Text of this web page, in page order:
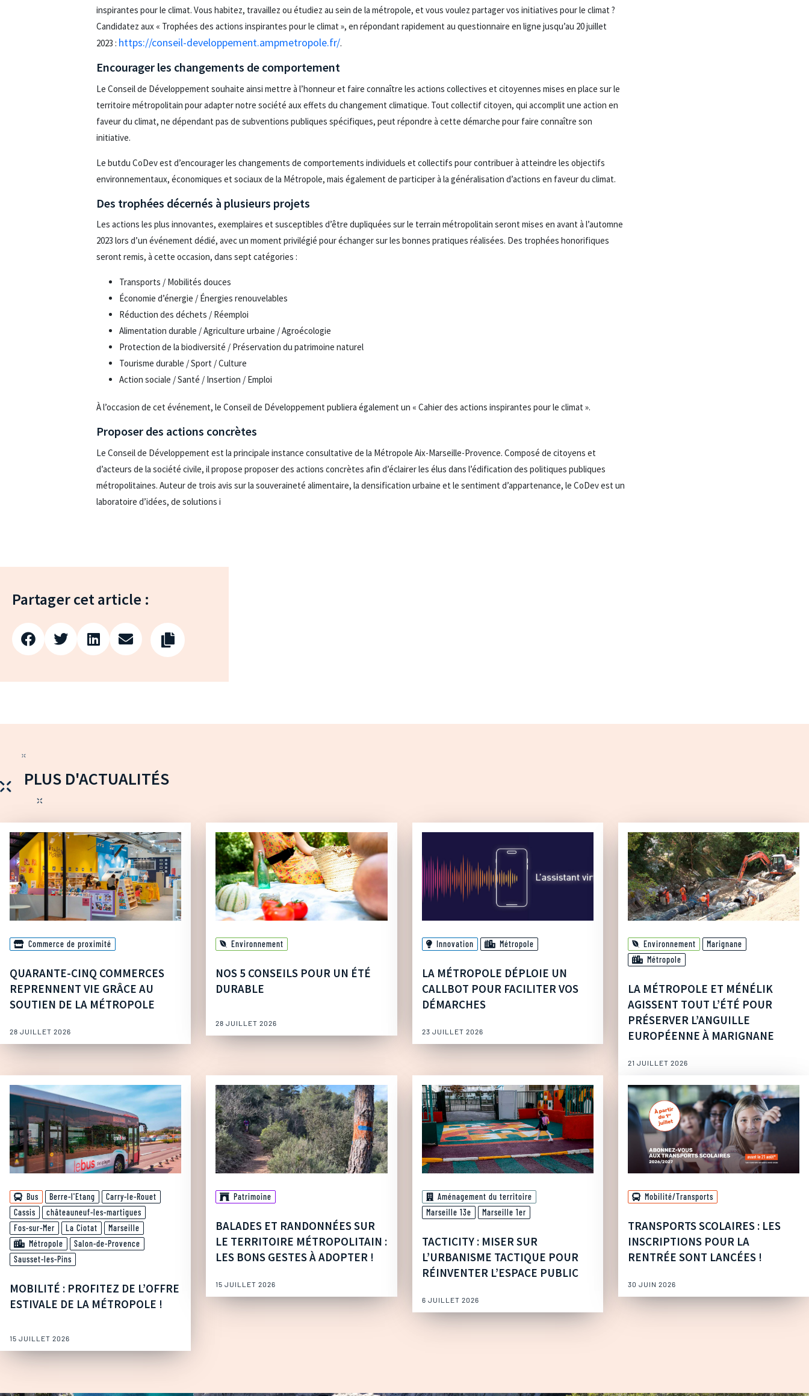
inspirantes pour le climat. Vous habitez, travaillez ou étudiez au sein de la métropole, et vous voulez partager vos initiatives pour le climat ?
Candidatez aux « Trophées des actions inspirantes pour le climat », en répondant rapidement au questionnaire en ligne jusqu’au 20 juillet
2023 : https://conseil-developpement.ampmetropole.fr/.
Encourager les changements de comportement
Le Conseil de Développement souhaite ainsi mettre à l’honneur et faire connaître les actions collectives et citoyennes mises en place sur le
territoire métropolitain pour adapter notre société aux effets du changement climatique. Tout collectif citoyen, qui accomplit une action en
faveur du climat, ne dépendant pas de subventions publiques spécifiques, peut répondre à cette démarche pour faire connaître son
initiative.
Le butdu CoDev est d’encourager les changements de comportements individuels et collectifs pour contribuer à atteindre les objectifs
environnementaux, économiques et sociaux de la Métropole, mais également de participer à la généralisation d’actions en faveur du climat.
Des trophées décernés à plusieurs projets
Les actions les plus innovantes, exemplaires et susceptibles d’être dupliquées sur le terrain métropolitain seront mises en avant à l’automne
2023 lors d’un événement dédié, avec un moment privilégié pour échanger sur les bonnes pratiques réalisées. Des trophées honorifiques
seront remis, à cette occasion, dans sept catégories :
Transports / Mobilités douces
Économie d’énergie / Énergies renouvelables
Réduction des déchets / Réemploi
Alimentation durable / Agriculture urbaine / Agroécologie
Protection de la biodiversité / Préservation du patrimoine naturel
Tourisme durable / Sport / Culture
Action sociale / Santé / Insertion / Emploi
À l’occasion de cet événement, le Conseil de Développement publiera également un « Cahier des actions inspirantes pour le climat ».
Proposer des actions concrètes
Le Conseil de Développement est la principale instance consultative de la Métropole Aix-Marseille-Provence. Composé de citoyens et
d’acteurs de la société civile, il propose proposer des actions concrètes afin d’éclairer les élus dans l’édification des politiques publiques
métropolitaines. Auteur de trois avis sur la souveraineté alimentaire, la densification urbaine et le sentiment d’appartenance, le CoDev est un
laboratoire d’idées, de solutions i
Partager cet article :
PLUS D'ACTUALITÉS
Commerce de proximité
QUARANTE-CINQ COMMERCES
REPRENNENT VIE GRÂCE AU
SOUTIEN DE LA MÉTROPOLE
28 JUILLET 2026
Environnement
NOS 5 CONSEILS POUR UN ÉTÉ
DURABLE
28 JUILLET 2026
Innovation Métropole
LA MÉTROPOLE DÉPLOIE UN
CALLBOT POUR FACILITER VOS
DÉMARCHES
23 JUILLET 2026
Environnement
Marignane
Métropole
LA MÉTROPOLE ET MÉNÉLIK
AGISSENT TOUT L’ÉTÉ POUR
PRÉSERVER L’ANGUILLE
EUROPÉENNE À MARIGNANE
21 JUILLET 2026
Bus Berre-l'Etang
Carry-le-Rouet
Cassis
châteauneuf-les-martigues
Fos-sur-Mer
La Ciotat
Marseille
Métropole
Salon-de-Provence
Sausset-les-Pins
MOBILITÉ : PROFITEZ DE L’OFFRE
ESTIVALE DE LA MÉTROPOLE !
15 JUILLET 2026
Patrimoine
BALADES ET RANDONNÉES SUR
LE TERRITOIRE MÉTROPOLITAIN :
LES BONS GESTES À ADOPTER !
15 JUILLET 2026
Aménagement du territoire
Marseille 13e
Marseille 1er
TACTICITY : MISER SUR
L’URBANISME TACTIQUE POUR
RÉINVENTER L’ESPACE PUBLIC
6 JUILLET 2026
Mobilité/Transports
TRANSPORTS SCOLAIRES : LES
INSCRIPTIONS POUR LA
RENTRÉE SONT LANCÉES !
30 JUIN 2026